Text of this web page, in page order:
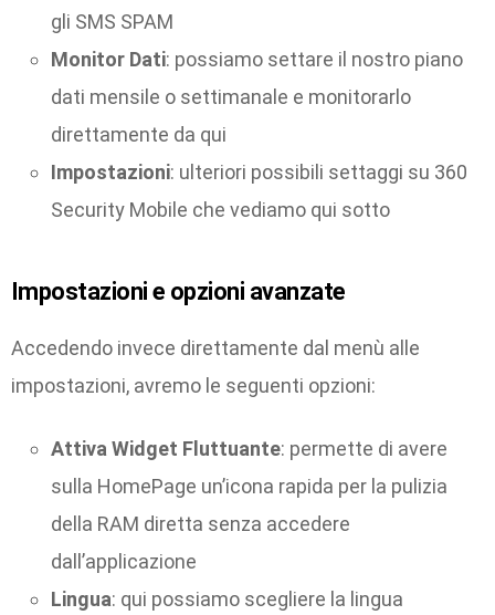
gli SMS SPAM
Monitor Dati: possiamo settare il nostro piano
dati mensile o settimanale e monitorarlo
direttamente da qui
Impostazioni: ulteriori possibili settaggi su 360
Security Mobile che vediamo qui sotto
Impostazioni e opzioni avanzate
Accedendo invece direttamente dal menù alle
impostazioni, avremo le seguenti opzioni:
Attiva Widget Fluttuante: permette di avere
sulla HomePage un’icona rapida per la pulizia
della RAM diretta senza accedere
dall’applicazione
Lingua: qui possiamo scegliere la lingua